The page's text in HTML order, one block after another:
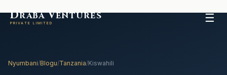
DRABAVENTURES
PRIVATE LIMITED ☰
Nyumbani/Blogu/Tanzania/Kiswahili